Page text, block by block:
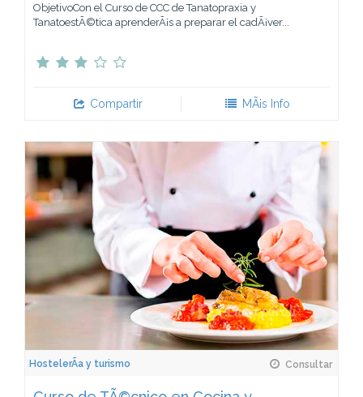
ObjetivoCon el Curso de CCC de Tanatopraxia y
TanatoestÃ©tica aprenderÃ¡s a preparar el cadÃ¡ver...
Compartir MÃ¡s Info
HostelerÃ­a y turismo Consultar